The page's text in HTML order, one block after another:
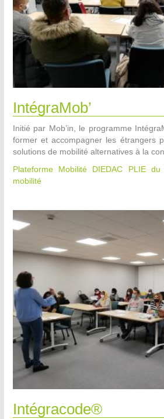
IntégraMob’
Initié par Mob’in, le programme
former et accompagner les étrangers
solutions de mobilité alternatives à la
Plateforme Mobilité DIEDAC PLIE du
mobilité
Intégracode®